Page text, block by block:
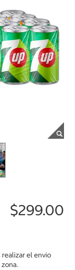
$299.00
el envio